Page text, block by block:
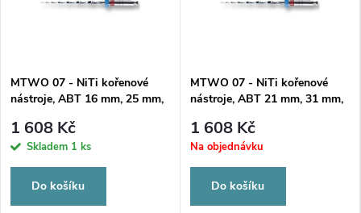
MTWO 07 - NiTi kořenové
nástroje, ABT 16 mm, 25 mm,
1 608 Kč
Skladem 1 ks
Do košíku
MTWO 07 - NiTi kořenové
nástroje, ABT 21 mm, 31 mm,
1 608 Kč
Na objednávku
Do košíku